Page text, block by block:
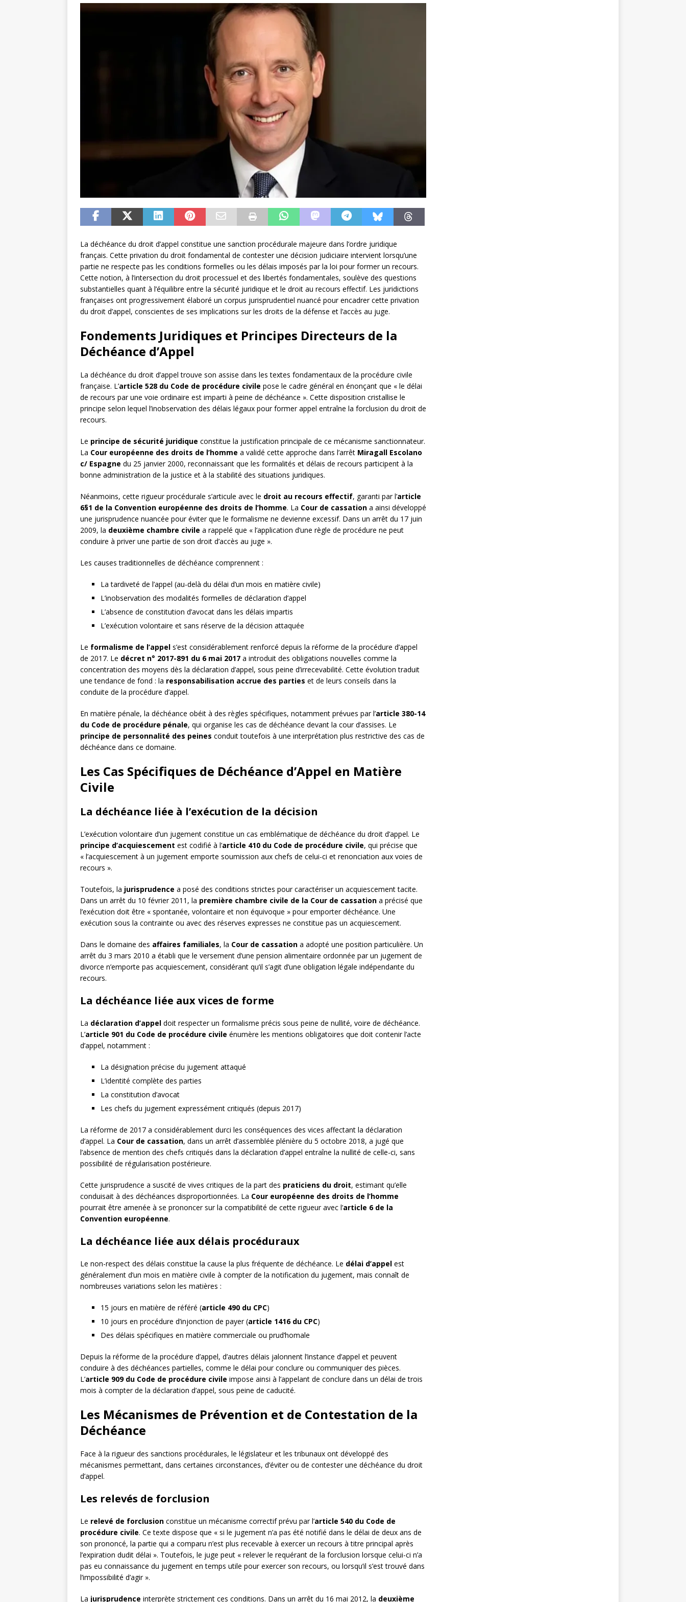
La déchéance du droit d’appel constitue une sanction procédurale majeure dans l’ordre juridique
français. Cette privation du droit fondamental de contester une décision judiciaire intervient lorsqu’une
partie ne respecte pas les conditions formelles ou les délais imposés par la loi pour former un recours.
Cette notion, à l’intersection du droit processuel et des libertés fondamentales, soulève des questions
substantielles quant à l’équilibre entre la sécurité juridique et le droit au recours effectif. Les juridictions
françaises ont progressivement élaboré un corpus jurisprudentiel nuancé pour encadrer cette privation
du droit d’appel, conscientes de ses implications sur les droits de la défense et l’accès au juge.
Fondements Juridiques et Principes Directeurs de la
Déchéance d’Appel
La déchéance du droit d’appel trouve son assise dans les textes fondamentaux de la procédure civile
française. L’article 528 du Code de procédure civile pose le cadre général en énonçant que « le délai
de recours par une voie ordinaire est imparti à peine de déchéance ». Cette disposition cristallise le
principe selon lequel l’inobservation des délais légaux pour former appel entraîne la forclusion du droit de
recours.
Le principe de sécurité juridique constitue la justification principale de ce mécanisme sanctionnateur.
La Cour européenne des droits de l’homme a validé cette approche dans l’arrêt Miragall Escolano
c/ Espagne du 25 janvier 2000, reconnaissant que les formalités et délais de recours participent à la
bonne administration de la justice et à la stabilité des situations juridiques.
Néanmoins, cette rigueur procédurale s’articule avec le droit au recours effectif, garanti par l’article
6§1 de la Convention européenne des droits de l’homme. La Cour de cassation a ainsi développé
une jurisprudence nuancée pour éviter que le formalisme ne devienne excessif. Dans un arrêt du 17 juin
2009, la deuxième chambre civile a rappelé que « l’application d’une règle de procédure ne peut
conduire à priver une partie de son droit d’accès au juge ».
Les causes traditionnelles de déchéance comprennent :
La tardiveté de l’appel (au-delà du délai d’un mois en matière civile)
L’inobservation des modalités formelles de déclaration d’appel
L’absence de constitution d’avocat dans les délais impartis
L’exécution volontaire et sans réserve de la décision attaquée
Le formalisme de l’appel s’est considérablement renforcé depuis la réforme de la procédure d’appel
de 2017. Le décret n° 2017-891 du 6 mai 2017 a introduit des obligations nouvelles comme la
concentration des moyens dès la déclaration d’appel, sous peine d’irrecevabilité. Cette évolution traduit
une tendance de fond : la responsabilisation accrue des parties et de leurs conseils dans la
conduite de la procédure d’appel.
En matière pénale, la déchéance obéit à des règles spécifiques, notamment prévues par l’article 380-14
du Code de procédure pénale, qui organise les cas de déchéance devant la cour d’assises. Le
principe de personnalité des peines conduit toutefois à une interprétation plus restrictive des cas de
déchéance dans ce domaine.
Les Cas Spécifiques de Déchéance d’Appel en Matière
Civile
La déchéance liée à l’exécution de la décision
L’exécution volontaire d’un jugement constitue un cas emblématique de déchéance du droit d’appel. Le
principe d’acquiescement est codifié à l’article 410 du Code de procédure civile, qui précise que
« l’acquiescement à un jugement emporte soumission aux chefs de celui-ci et renonciation aux voies de
recours ».
Toutefois, la jurisprudence a posé des conditions strictes pour caractériser un acquiescement tacite.
Dans un arrêt du 10 février 2011, la première chambre civile de la Cour de cassation a précisé que
l’exécution doit être « spontanée, volontaire et non équivoque » pour emporter déchéance. Une
exécution sous la contrainte ou avec des réserves expresses ne constitue pas un acquiescement.
Dans le domaine des affaires familiales, la Cour de cassation a adopté une position particulière. Un
arrêt du 3 mars 2010 a établi que le versement d’une pension alimentaire ordonnée par un jugement de
divorce n’emporte pas acquiescement, considérant qu’il s’agit d’une obligation légale indépendante du
recours.
La déchéance liée aux vices de forme
La déclaration d’appel doit respecter un formalisme précis sous peine de nullité, voire de déchéance.
L’article 901 du Code de procédure civile énumère les mentions obligatoires que doit contenir l’acte
d’appel, notamment :
La désignation précise du jugement attaqué
L’identité complète des parties
La constitution d’avocat
Les chefs du jugement expressément critiqués (depuis 2017)
La réforme de 2017 a considérablement durci les conséquences des vices affectant la déclaration
d’appel. La Cour de cassation, dans un arrêt d’assemblée plénière du 5 octobre 2018, a jugé que
l’absence de mention des chefs critiqués dans la déclaration d’appel entraîne la nullité de celle-ci, sans
possibilité de régularisation postérieure.
Cette jurisprudence a suscité de vives critiques de la part des praticiens du droit, estimant qu’elle
conduisait à des déchéances disproportionnées. La Cour européenne des droits de l’homme
pourrait être amenée à se prononcer sur la compatibilité de cette rigueur avec l’article 6 de la
Convention européenne.
La déchéance liée aux délais procéduraux
Le non-respect des délais constitue la cause la plus fréquente de déchéance. Le délai d’appel est
généralement d’un mois en matière civile à compter de la notification du jugement, mais connaît de
nombreuses variations selon les matières :
15 jours en matière de référé (article 490 du CPC)
10 jours en procédure d’injonction de payer (article 1416 du CPC)
Des délais spécifiques en matière commerciale ou prud’homale
Depuis la réforme de la procédure d’appel, d’autres délais jalonnent l’instance d’appel et peuvent
conduire à des déchéances partielles, comme le délai pour conclure ou communiquer des pièces.
L’article 909 du Code de procédure civile impose ainsi à l’appelant de conclure dans un délai de trois
mois à compter de la déclaration d’appel, sous peine de caducité.
Les Mécanismes de Prévention et de Contestation de la
Déchéance
Face à la rigueur des sanctions procédurales, le législateur et les tribunaux ont développé des
mécanismes permettant, dans certaines circonstances, d’éviter ou de contester une déchéance du droit
d’appel.
Les relevés de forclusion
Le relevé de forclusion constitue un mécanisme correctif prévu par l’article 540 du Code de
procédure civile. Ce texte dispose que « si le jugement n’a pas été notifié dans le délai de deux ans de
son prononcé, la partie qui a comparu n’est plus recevable à exercer un recours à titre principal après
l’expiration dudit délai ». Toutefois, le juge peut « relever le requérant de la forclusion lorsque celui-ci n’a
pas eu connaissance du jugement en temps utile pour exercer son recours, ou lorsqu’il s’est trouvé dans
l’impossibilité d’agir ».
La jurisprudence interprète strictement ces conditions. Dans un arrêt du 16 mai 2012, la deuxième